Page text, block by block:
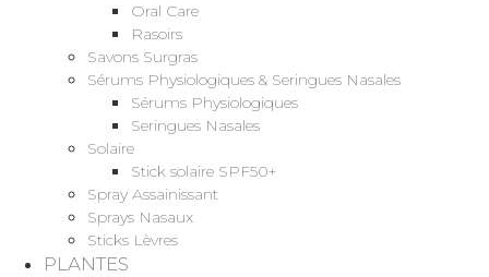
Oral Care
Rasoirs
Savons Surgras
Sérums Physiologiques & Seringues Nasales
Sérums Physiologiques
Seringues Nasales
Solaire
Stick solaire SPF50+
Spray Assainissant
Sprays Nasaux
Sticks Lèvres
PLANTES